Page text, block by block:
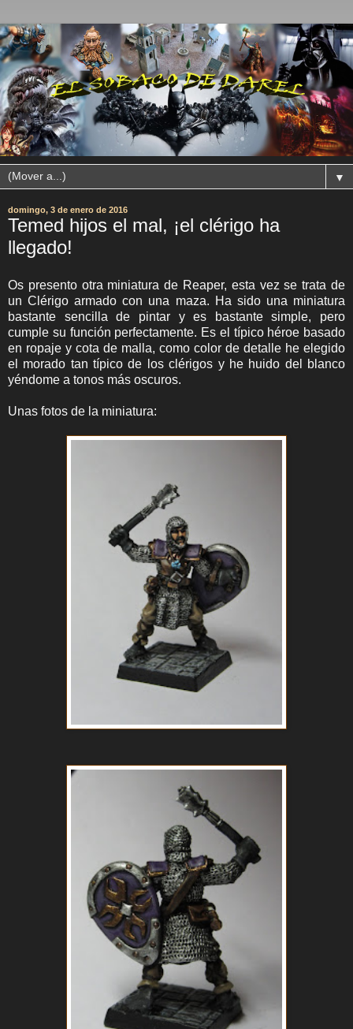
▼
domingo, 3 de enero de 2016
Temed hijos el mal, ¡el clérigo ha
llegado!
Os presento otra miniatura de Reaper, esta vez se trata de
un Clérigo armado con una maza. Ha sido una miniatura
bastante sencilla de pintar y es bastante simple, pero
cumple su función perfectamente. Es el típico héroe basado
en ropaje y cota de malla, como color de detalle he elegido
el morado tan típico de los clérigos y he huido del blanco
yéndome a tonos más oscuros.
Unas fotos de la miniatura: